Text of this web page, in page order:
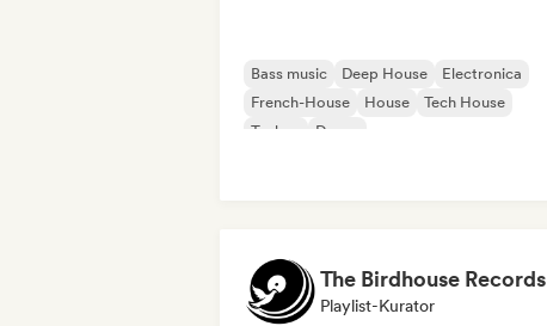
Bass music Deep House
Electronica
French-House
House
Tech House
Techno
Dance
The Birdhouse Records
Playlist-Kurator